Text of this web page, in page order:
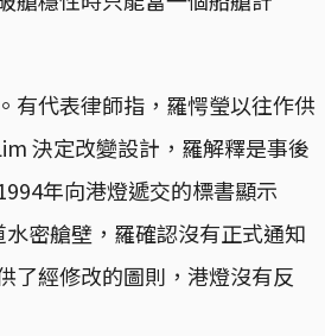
有代表律師指，羅愕瑩以往作供
決定改變設計，羅解釋是事後
年向港燈遞交的標書顯示
水密艙壁，羅確認沒有正式通知
了經修改的圖則，港燈沒有反